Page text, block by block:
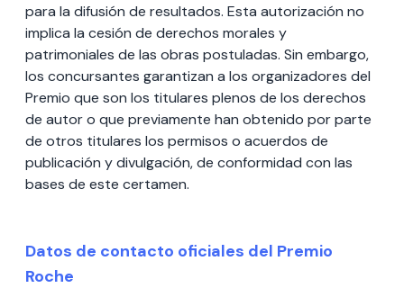
para la difusión de resultados. Esta autorización no
implica la cesión de derechos morales y
patrimoniales de las obras postuladas. Sin embargo,
los concursantes garantizan a los organizadores del
Premio que son los titulares plenos de los derechos
de autor o que previamente han obtenido por parte
de otros titulares los permisos o acuerdos de
publicación y divulgación, de conformidad con las
bases de este certamen.
Datos de contacto oficiales del Premio
Roche